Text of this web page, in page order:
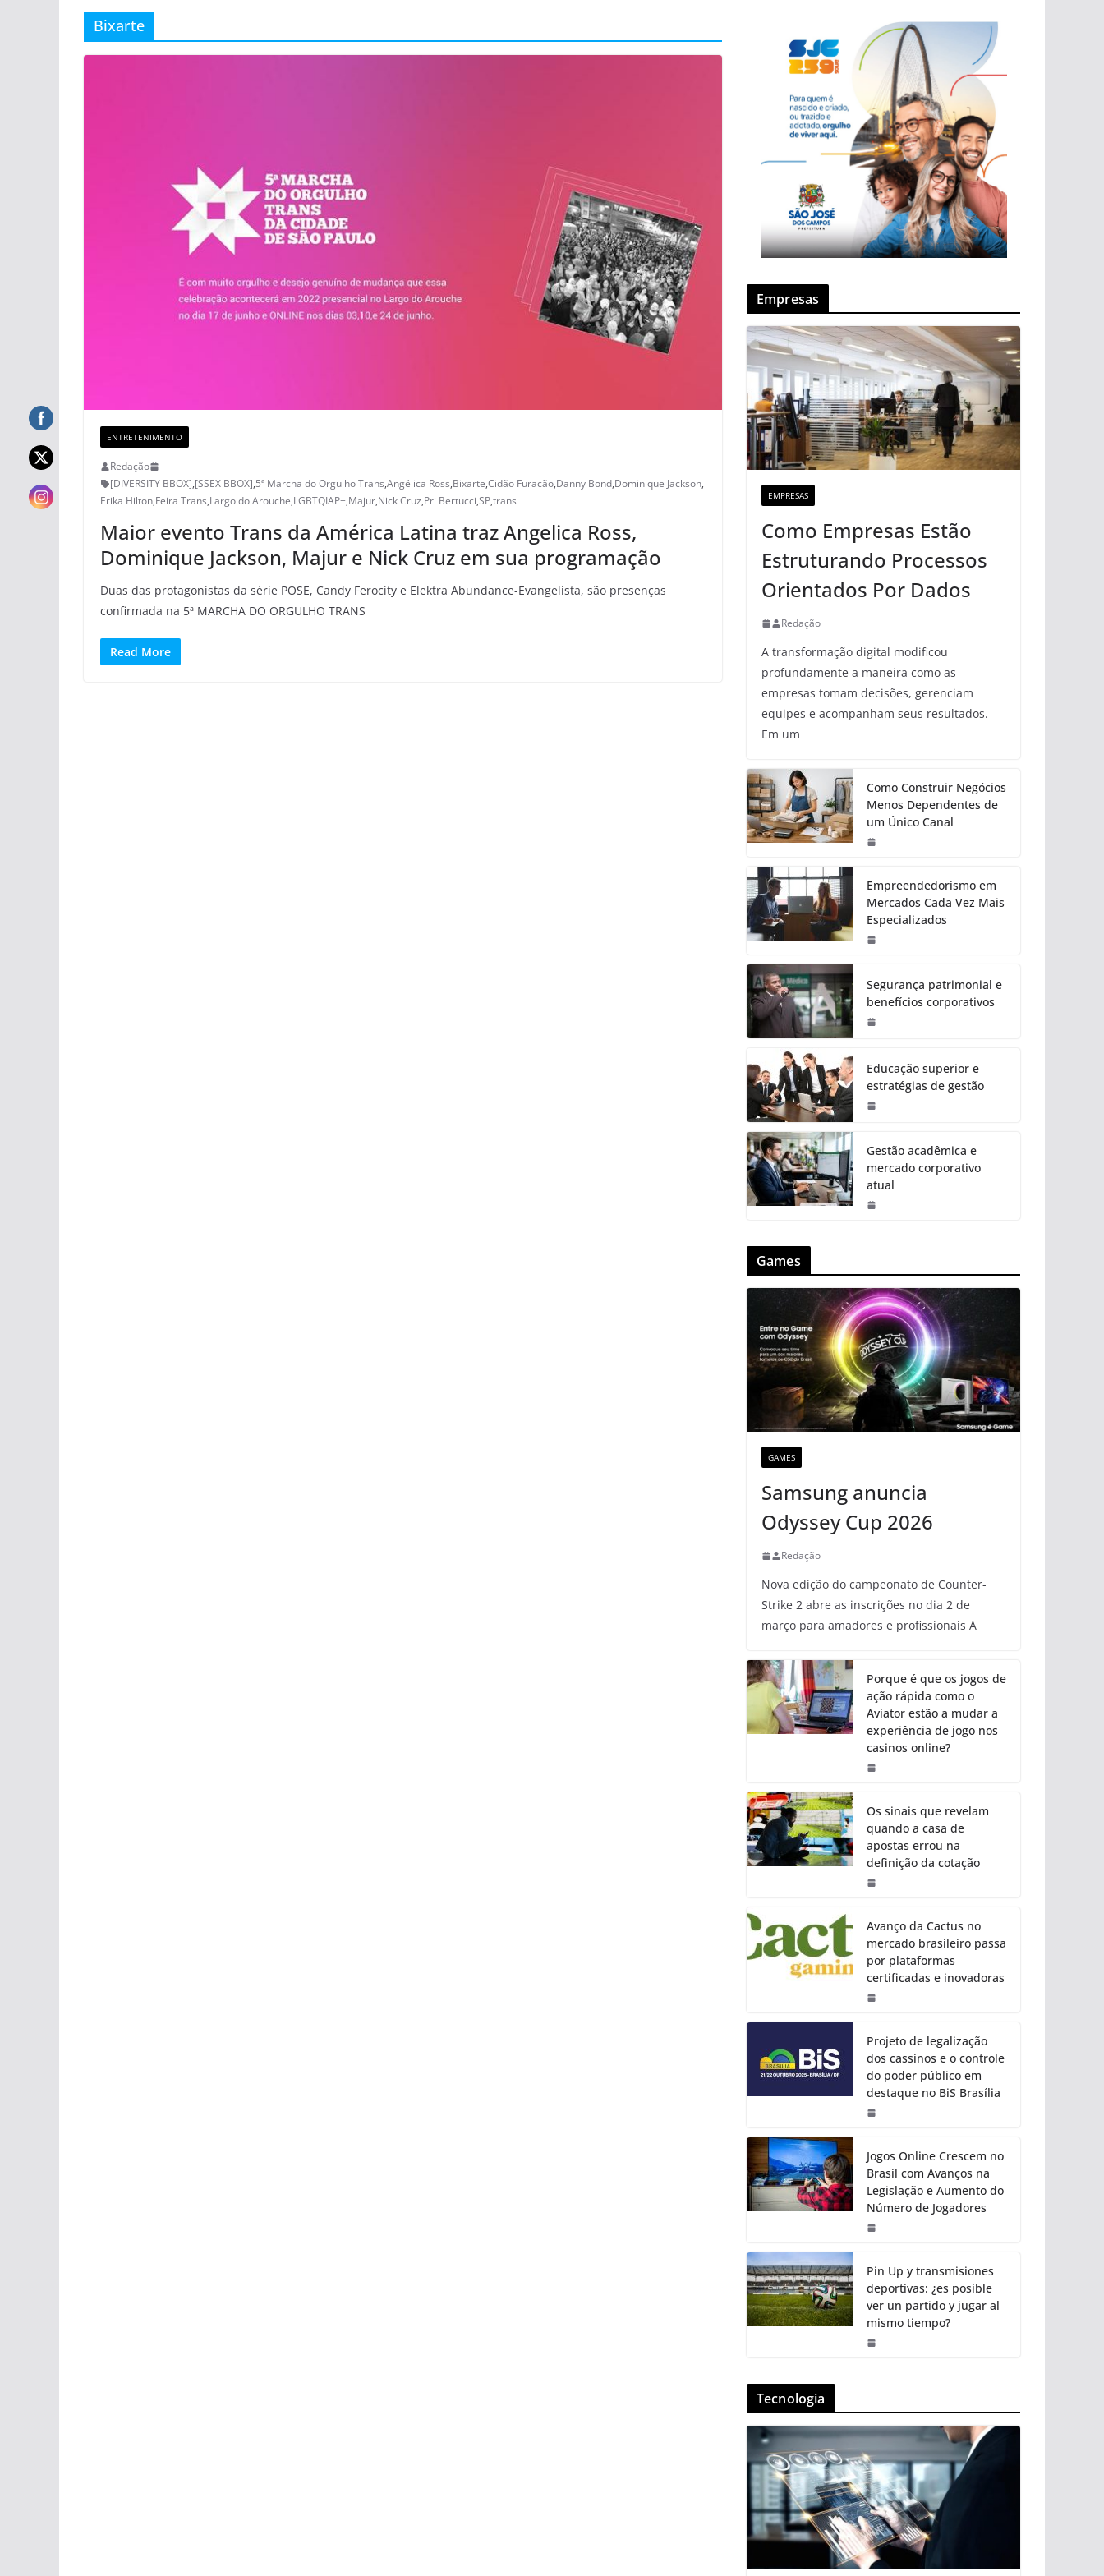
Bixarte
ENTRETENIMENTO
Redação
[DIVERSITY BBOX],[SSEX BBOX],5ª Marcha do Orgulho Trans,Angélica Ross,Bixarte,Cidão Furacão,Danny Bond,Dominique Jackson,
Erika Hilton,Feira Trans,Largo do Arouche,LGBTQIAP+,Majur,Nick Cruz,Pri Bertucci,SP,trans
Maior evento Trans da América Latina traz Angelica Ross,
Dominique Jackson, Majur e Nick Cruz em sua programação
Duas das protagonistas da série POSE, Candy Ferocity e Elektra Abundance-Evangelista, são presenças
confirmada na 5ª MARCHA DO ORGULHO TRANS
Read More
Empresas
EMPRESAS
Como Empresas Estão
Estruturando Processos
Orientados Por Dados
Redação
A transformação digital modificou
profundamente a maneira como as
empresas tomam decisões, gerenciam
equipes e acompanham seus resultados.
Em um
Como Construir Negócios
Menos Dependentes de
um Único Canal
Empreendedorismo em
Mercados Cada Vez Mais
Especializados
Segurança patrimonial e
benefícios corporativos
Educação superior e
estratégias de gestão
Gestão acadêmica e
mercado corporativo
atual
Games
GAMES
Samsung anuncia
Odyssey Cup 2026
Redação
Nova edição do campeonato de Counter-
Strike 2 abre as inscrições no dia 2 de
março para amadores e profissionais A
Porque é que os jogos de
ação rápida como o
Aviator estão a mudar a
experiência de jogo nos
casinos online?
Os sinais que revelam
quando a casa de
apostas errou na
definição da cotação
Avanço da Cactus no
mercado brasileiro passa
por plataformas
certificadas e inovadoras
Projeto de legalização
dos cassinos e o controle
do poder público em
destaque no BiS Brasília
Jogos Online Crescem no
Brasil com Avanços na
Legislação e Aumento do
Número de Jogadores
Pin Up y transmisiones
deportivas: ¿es posible
ver un partido y jugar al
mismo tiempo?
Tecnologia